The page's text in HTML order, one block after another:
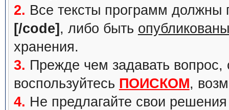
2. Все тексты программ должны
[/code] , либо быть
хранения.
3. Прежде чем задавать вопрос,
воспользуйтесь ПОИСКОМ,
4. Не предлагайте свои